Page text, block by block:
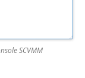
SCVMM